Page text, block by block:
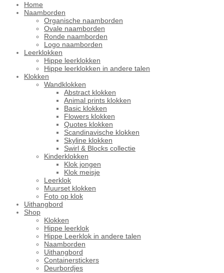
Home
Naamborden
Organische naamborden
Ovale naamborden
Ronde naamborden
Logo naamborden
Leerklokken
Hippe leerklokken
Hippe leerklokken in andere talen
Klokken
Wandklokken
Abstract klokken
Animal prints klokken
Basic klokken
Flowers klokken
Quotes klokken
Scandinavische klokken
Skyline klokken
Swirl & Blocks collectie
Kinderklokken
Klok jongen
Klok meisje
Leerklok
Muurset klokken
Foto op klok
Uithangbord
Shop
Klokken
Hippe leerklok
Hippe Leerklok in andere talen
Naamborden
Uithangbord
Containerstickers
Deurbordjes